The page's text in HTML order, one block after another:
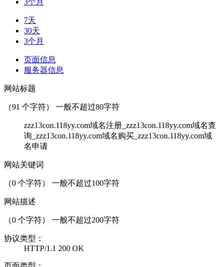
7天
30天
3个月
页面信息
服务器信息
网站标题
（91 个字符） 一般不超过80字符
zzz13con.118yy.com域名注册_zzz13con.118yy.com域名查
询_zzz13con.118yy.com域名购买_zzz13con.118yy.com域
名申请
网站关键词
（0 个字符） 一般不超过100字符
网站描述
（0 个字符） 一般不超过200字符
协议类型：
HTTP/1.1 200 OK